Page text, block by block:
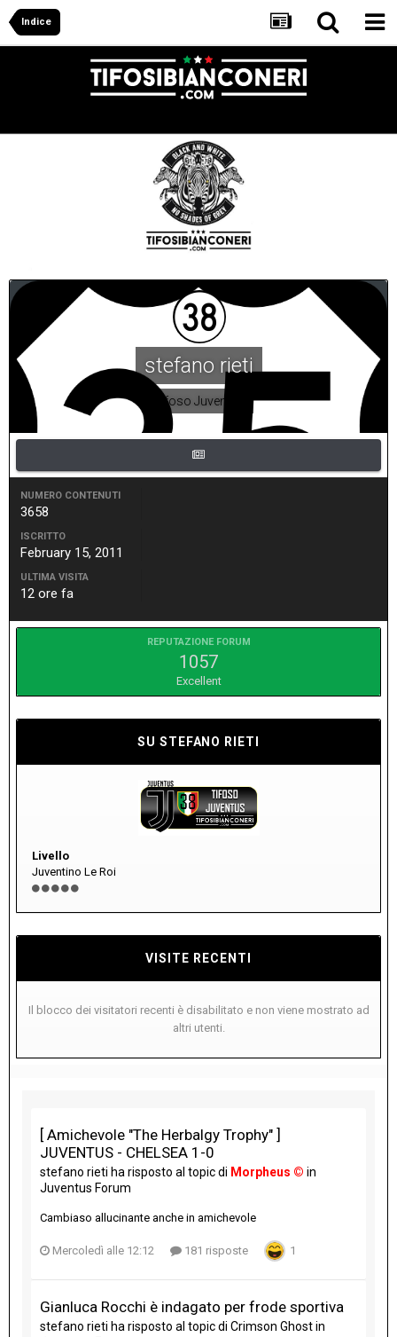
Indice
stefano rieti
Tifoso Juventus
NUMERO CONTENUTI
3658
ISCRITTO
February 15, 2011
ULTIMA VISITA
12 ore fa
REPUTAZIONE FORUM
1057
Excellent
SU STEFANO RIETI
Livello
Juventino Le Roi
VISITE RECENTI
Il blocco dei visitatori recenti è disabilitato e non viene mostrato ad
altri utenti.
[ Amichevole "The Herbalgy Trophy" ]
JUVENTUS - CHELSEA 1-0
stefano rieti ha risposto al topic di Morpheus © in
Juventus Forum
Cambiaso allucinante anche in amichevole
Mercoledì alle 12:12 181 risposte 1
Gianluca Rocchi è indagato per frode sportiva
stefano rieti ha risposto al topic di Crimson Ghostin